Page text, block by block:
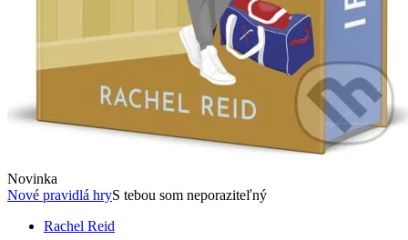
Novinka
Nové pravidlá hryS tebou som neporaziteľný
Rachel Reid